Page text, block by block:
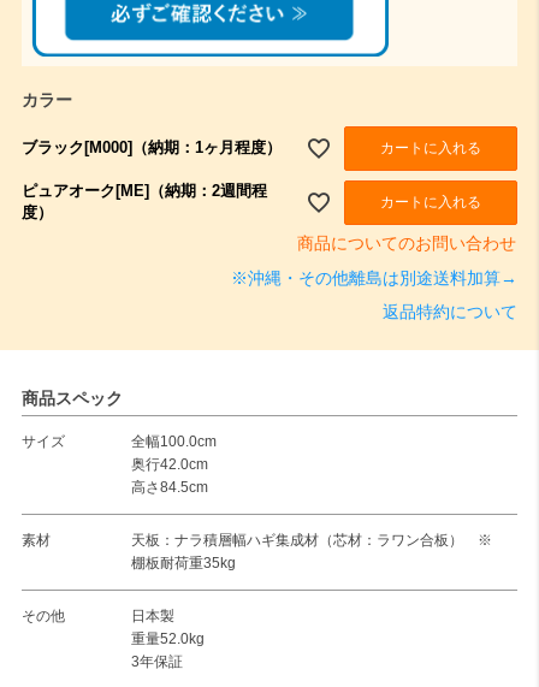
カラー
ブラック[M000]（納期：1ヶ月程度） カートに入れる
ピュアオーク[ME]（納期：2週間程
度）
カートに入れる
商品についてのお問い合わせ
※沖縄・その他離島は別途送料加算→
返品特約について
商品スペック
サイズ
全幅100.0cm
奥行42.0cm
高さ84.5cm
素材
天板：ナラ積層幅ハギ集成材（芯材：ラワン合板） ※
棚板耐荷重35kg
その他
日本製
重量52.0kg
3年保証